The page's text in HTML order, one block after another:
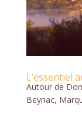
L’essentiel
Autour de
Beynac,